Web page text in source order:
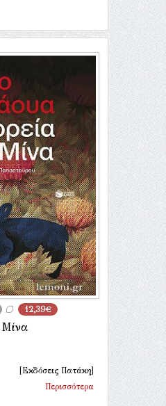
12,39€
[Εκδόσεις Πατάκη]
Περισσότερα